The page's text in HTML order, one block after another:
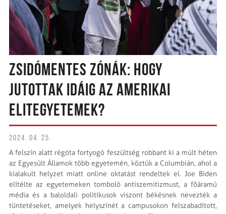
ZSIDÓMENTES ZÓNÁK: HOGY
JUTOTTAK IDÁIG AZ AMERIKAI
ELITEGYETEMEK?
2024. 04. 25.
A felszín alatt régóta fortyogó feszültség robbant ki a múlt héten
az Egyesült Államok több egyetemén, köztük a Columbián, ahol a
kialakult helyzet miatt online oktatást rendeltek el. Joe Biden
elítélte az egyetemeken tomboló antiszemitizmust, a főáramú
média és a baloldali politikusok viszont békésnek nevezték a
tüntetéseket, amelyek helyszínét a campusokon felszabadított,